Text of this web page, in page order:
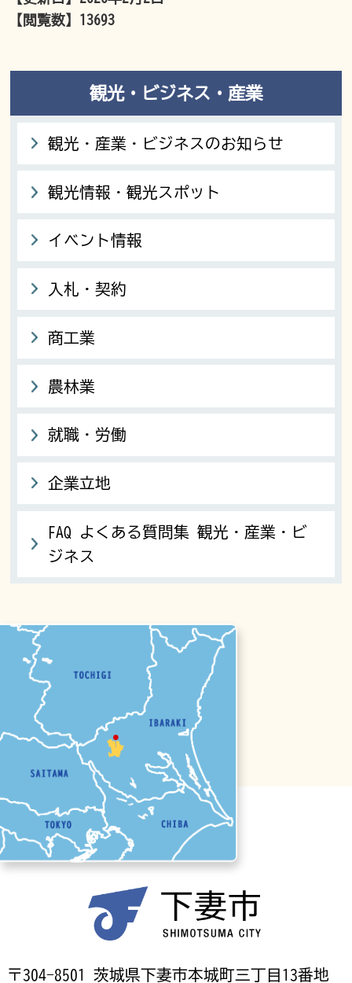
【閲覧数】 13693
観光・ビジネス・産業
観光・産業・ビジネスのお知らせ
観光情報・観光スポット
イベント情報
入札・契約
商工業
農林業
就職・労働
企業立地
FAQ よくある質問集 観光・産業・ビ
ジネス
〒304-8501 茨城県下妻市本城町三丁目13番地